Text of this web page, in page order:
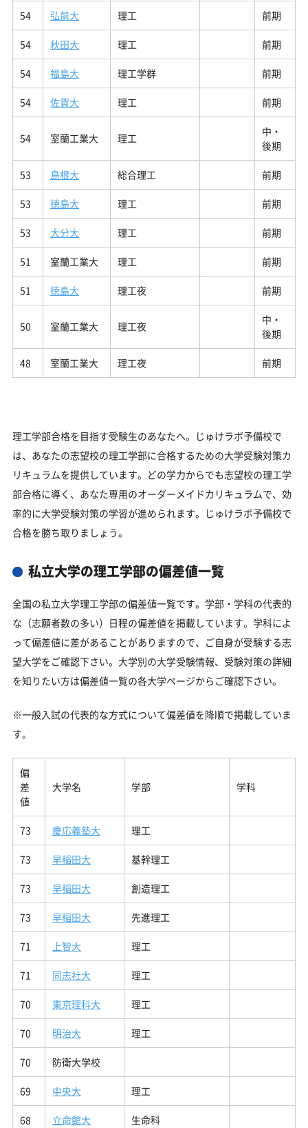
54 弘前大 理工 前期
54 秋田大 理工 前期
54 福島大 理工学群 前期
54 佐賀大 理工 前期
54 室蘭工業大 理工
中・
後期
53 島根大 総合理工 前期
53 徳島大 理工 前期
53 大分大 理工 前期
51 室蘭工業大 理工 前期
51 徳島大 理工夜 前期
50 室蘭工業大 理工夜
中・
後期
48 室蘭工業大 理工夜 前期
理工学部合格を目指す受験生のあなたへ。じゅけラボ予備校で
は、あなたの志望校の理工学部に合格するための大学受験対策カ
リキュラムを提供しています。どの学力からでも志望校の理工学
部合格に導く、あなた専用のオーダーメイドカリキュラムで、効
率的に大学受験対策の学習が進められます。じゅけラボ予備校で
合格を勝ち取りましょう。
私立大学の理工学部の偏差値一覧
全国の私立大学理工学部の偏差値一覧です。学部・学科の代表的
な（志願者数の多い）日程の偏差値を掲載しています。学科によ
って偏差値に差があることがありますので、ご自身が受験する志
望大学をご確認下さい。大学別の大学受験情報、受験対策の詳細
を知りたい方は偏差値一覧の各大学ページからご確認下さい。
※一般入試の代表的な方式について偏差値を降順で掲載していま
す。
偏
差
値
大学名 学部 学科
73 慶応義塾大 理工
73 早稲田大 基幹理工
73 早稲田大 創造理工
73 早稲田大 先進理工
71 上智大 理工
71 同志社大 理工
70 東京理科大 理工
70 明治大 理工
70 防衛大学校
69 中央大 理工
68 立命館大 生命科